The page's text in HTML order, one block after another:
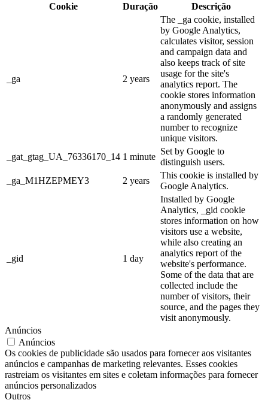
Cookie
Duração Descrição
_ga 2 years
The _ga cookie, installed
by Google Analytics,
calculates visitor, session
and campaign data and
also keeps track of site
usage for the site's
analytics report. The
cookie stores information
anonymously and assigns
a randomly generated
number to recognize
unique visitors.
_gat_gtag_UA_76336170_14 1 minute
Set by Google to
distinguish users.
_ga_M1HZEPMEY3
2 years
This cookie is installed by
Google Analytics.
_gid 1 day
Installed by Google
Analytics, _gid cookie
stores information on how
visitors use a website,
while also creating an
analytics report of the
website's performance.
Some of the data that are
collected include the
number of visitors, their
source, and the pages they
visit anonymously.
Anúncios
Anúncios
Os cookies de publicidade são usados para fornecer aos visitantes
anúncios e campanhas de marketing relevantes. Esses cookies
rastreiam os visitantes em sites e coletam informações para fornecer
anúncios personalizados
Outros